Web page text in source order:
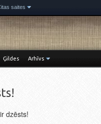
saites
Ģildes Arhīvs
dzēsts!